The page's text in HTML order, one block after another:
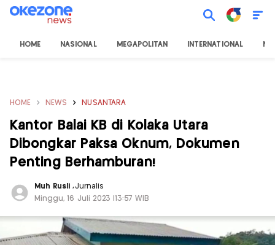
HOME NASIONAL MEGAPOLITAN INTERNATIONAL
HOME NEWS NUSANTARA
Kantor Balai KB di Kolaka Utara
Dibongkar Paksa Oknum, Dokumen
Penting Berhamburan!
Muh Rusli,Jurnalis
Minggu, 16 Juli 2023 |13:57 WIB